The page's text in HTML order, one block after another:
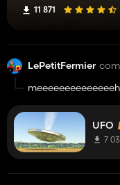
11 871
LePetitFermier
UFO
7